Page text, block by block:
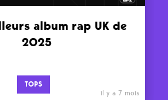
album rap UK de
2025
TOPS
il y a 7 mois